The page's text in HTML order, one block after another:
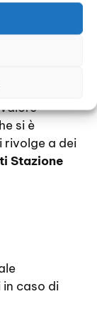
ad un
comprare
si è
rivolge a dei
Stazione
caso di